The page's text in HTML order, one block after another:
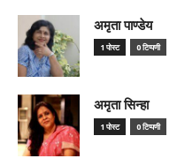
अमृता पाण्डेय
1 पोस्ट 0 टिप्पणी
अमृता सिन्हा
1 पोस्ट 0 टिप्पणी